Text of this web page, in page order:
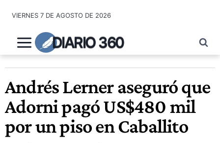
contenido
VIERNES 7 DE AGOSTO DE 2026
DIARIO 360
Andrés Lerner aseguró que
Adorni pagó US$480 mil
por un piso en Caballito